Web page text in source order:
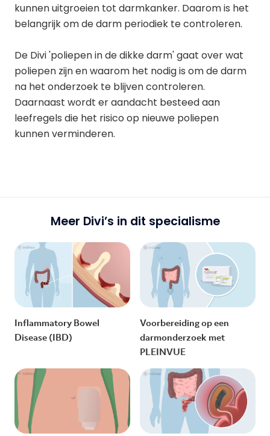
kunnen uitgroeien tot darmkanker. Daarom is het
belangrijk om de darm periodiek te controleren.
De Divi 'poliepen in de dikke darm' gaat over wat
poliepen zijn en waarom het nodig is om de darm
na het onderzoek te blijven controleren.
Daarnaast wordt er aandacht besteed aan
leefregels die het risico op nieuwe poliepen
kunnen verminderen.
Meer Divi’s in dit specialisme
Inflammatory Bowel
Disease (IBD)
Voorbereiding op een
darmonderzoek met
PLEINVUE